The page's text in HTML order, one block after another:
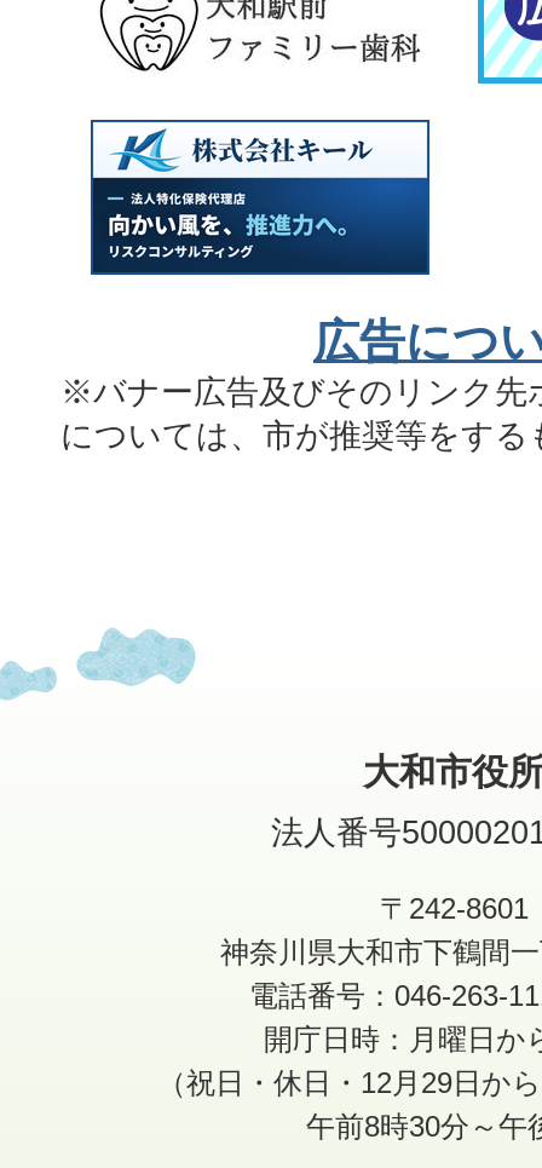
広告につ
※バナー広告及びそのリンク先
については、市が推奨等をす
大和市役
法人番号
〒242-8601
神奈川県大和市下鶴間
電話番号：046-263-
開庁日時：月曜日か
（祝日・休日・12月29日か
午前8時30分～午